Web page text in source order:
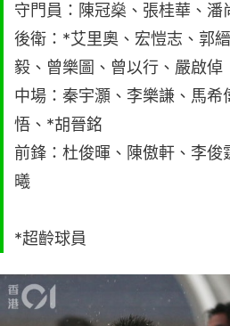
守門員：陳冠燊、張桂華、潘
後衛：*艾里奧、宏愷志、郭
毅、曾樂圖、曾以行、嚴啟倬
中場：秦宇灝、李樂謙、馬
悟、*胡晉銘
前鋒：杜俊暉、陳傲軒、李俊
曦
*超齡球員